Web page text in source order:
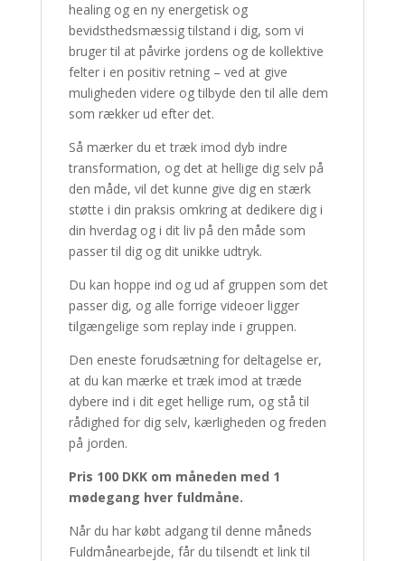
healing og en ny energetisk og
bevidsthedsmæssig tilstand i dig, som vi
bruger til at påvirke jordens og de kollektive
felter i en positiv retning – ved at give
muligheden videre og tilbyde den til alle dem
som rækker ud efter det.
Så mærker du et træk imod dyb indre
transformation, og det at hellige dig selv på
den måde, vil det kunne give dig en stærk
støtte i din praksis omkring at dedikere dig i
din hverdag og i dit liv på den måde som
passer til dig og dit unikke udtryk.
Du kan hoppe ind og ud af gruppen som det
passer dig, og alle forrige videoer ligger
tilgængelige som replay inde i gruppen.
Den eneste forudsætning for deltagelse er,
at du kan mærke et træk imod at træde
dybere ind i dit eget hellige rum, og stå til
rådighed for dig selv, kærligheden og freden
på jorden.
Pris 100 DKK om måneden med 1
mødegang hver fuldmåne.
Når du har købt adgang til denne måneds
Fuldmånearbejde, får du tilsendt et link til